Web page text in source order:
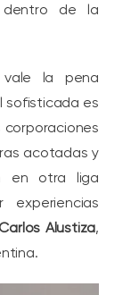
de la
la pena
sofisticada es
corporaciones
acotadas y
en otra liga
Carlos Alustiza,